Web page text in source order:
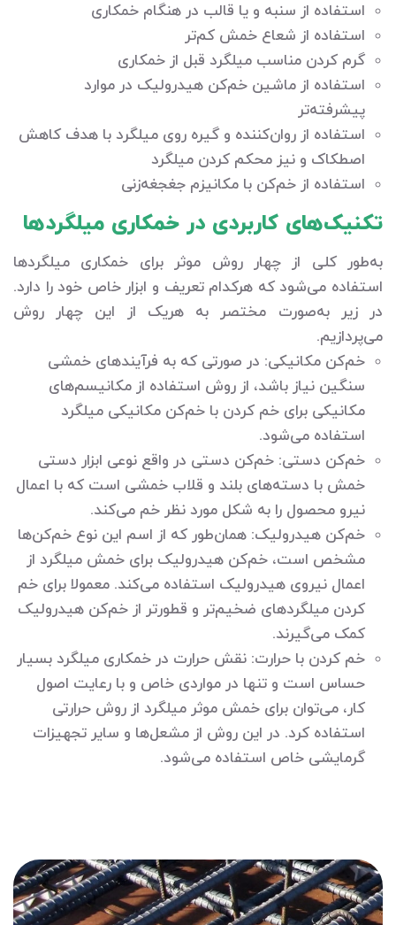
استفاده از سنبه و یا قالب در هنگام خمکاری
استفاده از شعاع خمش کم‌تر
گرم کردن مناسب میلگرد قبل از خمکاری
استفاده از ماشین خم‌کن هیدرولیک در موارد
پیشرفته‌تر
استفاده از روان‌کننده و گیره روی میلگرد با هدف کاهش
اصطکاک و نیز محکم کردن میلگرد
استفاده از خم‌کن با مکانیزم جغجغه‌زنی
تکنیک‌های کاربردی در خمکاری میلگردها
به‌طور کلی از چهار روش موثر برای خمکاری میلگردها
استفاده می‌شود که هرکدام تعریف و ابزار خاص خود را دارد.
در زیر به‌صورت مختصر به هریک از این چهار روش
می‌پردازیم.
خم‌کن مکانیکی: در صورتی که به فرآیندهای خمشی
سنگین نیاز باشد، از روش استفاده از مکانیسم‌های
مکانیکی برای خم کردن با خم‌کن مکانیکی میلگرد
استفاده می‌شود.
خم‌کن دستی: خم‌کن دستی در واقع نوعی ابزار دستی
خمش با دسته‌های بلند و قلاب خمشی است که با اعمال
نیرو محصول را به شکل مورد نظر خم می‌کند.
خم‌کن هیدرولیک: همان‌طور که از اسم این نوع خم‌کن‌ها
مشخص است، خم‌کن هیدرولیک برای خمش میلگرد از
اعمال نیروی هیدرولیک استفاده می‌کند. معمولا برای خم
کردن میلگردهای ضخیم‌تر و قطورتر از خم‌کن هیدرولیک
کمک می‌گیرند.
خم کردن با حرارت: نقش حرارت در خمکاری میلگرد بسیار
حساس است و تنها در مواردی خاص و با رعایت اصول
کار، می‌توان برای خمش موثر میلگرد از روش حرارتی
استفاده کرد. در این روش از مشعل‌ها و سایر تجهیزات
گرمایشی خاص استفاده می‌شود.